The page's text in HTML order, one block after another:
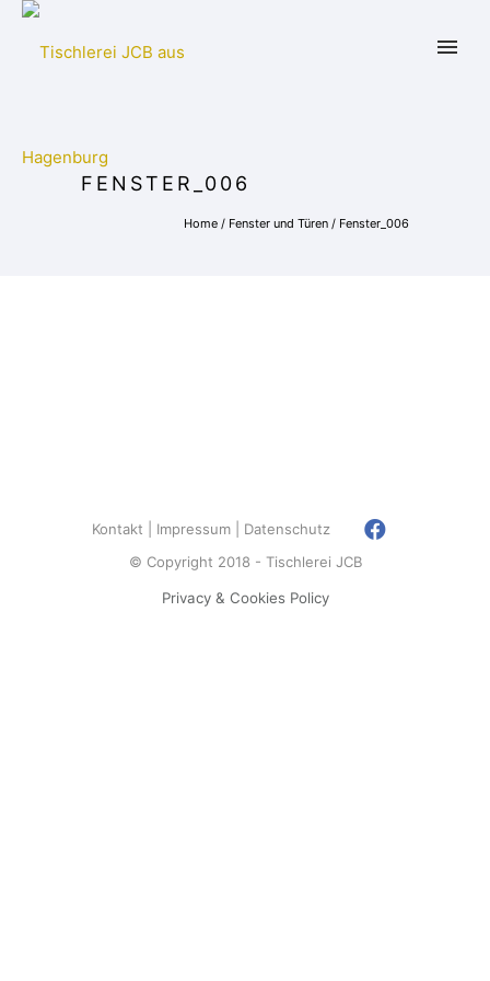
FENSTER_006
Home / Fenster und Türen / Fenster_006
Kontakt Impressum
Datenschutz
© Copyright 2018 - Tischlerei JCB
Privacy & Cookies Policy